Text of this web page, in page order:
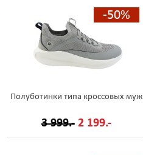
-50%
Полуботинки типа кроссовых муж
3 999.- 2 199.-